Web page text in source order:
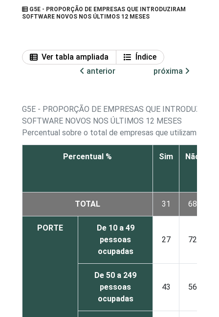
G5E - PROPORÇÃO DE EMPRESAS QUE INTRODUZIRAM
SOFTWARE NOVOS NOS ÚLTIMOS 12 MESES
Ver tabla ampliada
Índice
anterior
próxima
G5E - PROPORÇÃO DE EMPRESAS QUE
SOFTWARE NOVOS NOS ÚLTIMOS 12 MESES
Percentual sobre o total de empresas que utilizam
Percentual % Sim Não
TOTAL 31 68
PORTE
De 10 a 49
pessoas
ocupadas
27 72
De 50 a 249
pessoas
ocupadas
43 56